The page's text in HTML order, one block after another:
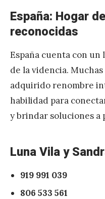
España: Hogar
reconocidas
España cuenta con
de la videncia.
adquirido renombre
habilidad para
y brindar soluciones a
Luna Vila y
919 991 039
806 533 561